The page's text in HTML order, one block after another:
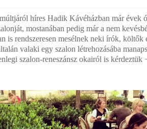
híres Hadik Kávéházban már évek
mostanában pedig már a nem
is rendszeresen mesélnek neki írók, költők
valaki egy szalon létrehozásába
szalon-reneszánsz okairól is kérdeztük